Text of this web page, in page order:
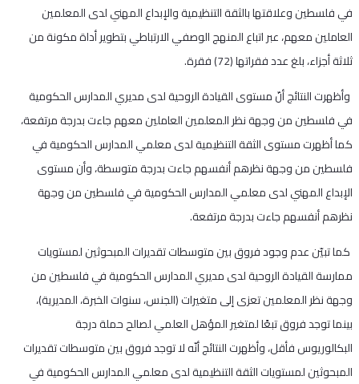
في فلسطين وعلاقتها بالثقة التنظيمية والإبداع المهني لدى المعلمين
العاملين معهم، عبر اتباع المنهج الوصفي الارتباطي بتطوير أداة مكونة من
ثلاثة أجزاء، بلغ عدد فقراتها (72) فقرة.
وأظهرت النتائج أنّ مستوى القيادة الروحية لدى مديري المدارس الحكومية
في فلسطين من وجهة نظر المعلمين العاملين معهم جاءت بدرجة مرتفعة،
كما أظهرت مستوى الثقة التنظيمية لدى معلمي المدارس الحكومية في
فلسطين من وجهة نظرهم أنفسهم جاءت بدرجة متوسطة، وأن مستوى
الإبداع المهني لدى معلمي المدارس الحكومية في فلسطين من وجهة
نظرهم أنفسهم جاءت بدرجة مرتفعة.
كما تبيّن عدم وجود فروق بين متوسطات تقديرات المبحوثين لمستويات
ممارسة القيادة الروحية لدى مديري المدارس الحكومية في فلسطين من
وجهة نظر المعلمين تعزى إلى متغيرات (الجنس، سنوات الخبرة، المديرية)،
بينما توجد فروق تبعًا لمتغير المؤهل العلمي لصالح حملة درجة
البكالوريوس فأقل، وأظهرت النتائج أنّه لا توجد فروق بين متوسطات تقديرات
المبحوثين لمستويات الثقة التنظيمية لدى معلمي المدارس الحكومية في